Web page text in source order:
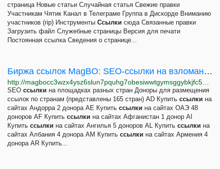
страница Новые статьи Случайная статья Свежие правки
Участникам Чятик Канал в Телеграме Группа в Дискорде Вниманию
участников (rip) Инструменты Ссылки сюда Связанные правки
Загрузить файл Служебные страницы Версия для печати
Постоянная ссылка Сведения о странице...
Биржа ссылок MagBO: SEO-ссылки на взломанных сайтах
SEO ссылки на площадках разных стран Доноры для размещения
ссылок по странам (представлены 165 стран) AD Купить ссылки на
сайтах Андорра 2 донора AE Купить ссылки на сайтах ОАЭ 48
доноров AF Купить ссылки на сайтах Афганистан 1 донор AI
Купить ссылки на сайтах Ангилья 5 доноров AL Купить ссылки на
сайтах Албания 4 донора AM Купить ссылки на сайтах Армения 4
донора AR Купить...